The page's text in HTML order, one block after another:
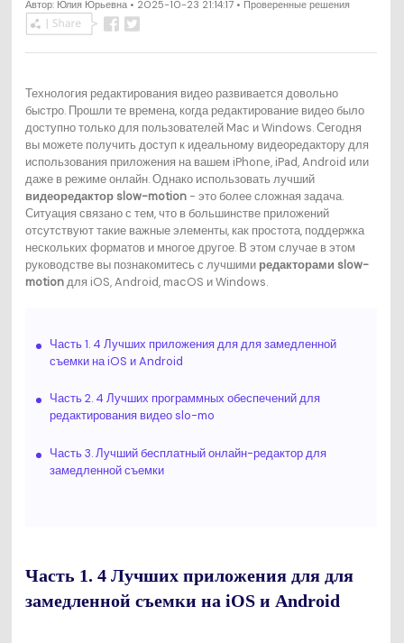
Автор:Юлия Юрьевна• 2025-10-23 21:14:17 • Проверенные решения
Технология редактирования видео развивается довольно
быстро. Прошли те времена, когда редактирование видео было
доступно только для пользователей Mac и Windows. Сегодня
вы можете получить доступ к идеальному видеоредактору для
использования приложения на вашем iPhone, iPad, Android или
даже в режиме онлайн. Однако использовать лучший
видеоредактор slow-motion - это более сложная задача.
Ситуация связано с тем, что в большинстве приложений
отсутствуют такие важные элементы, как простота, поддержка
нескольких форматов и многое другое. В этом случае в этом
руководстве вы познакомитесь с лучшими редакторами slow-
motionдля iOS, Android, macOS и Windows.
Часть 1. 4 Лучших приложения для для замедленной
съемки на iOS и Android
Часть 2. 4 Лучших программных обеспечений для
редактирования видео slo-mo
Часть 3. Лучший бесплатный онлайн-редактор для
замедленной съемки
Часть 1. 4 Лучших приложения для для
замедленной съемки на iOS и Android